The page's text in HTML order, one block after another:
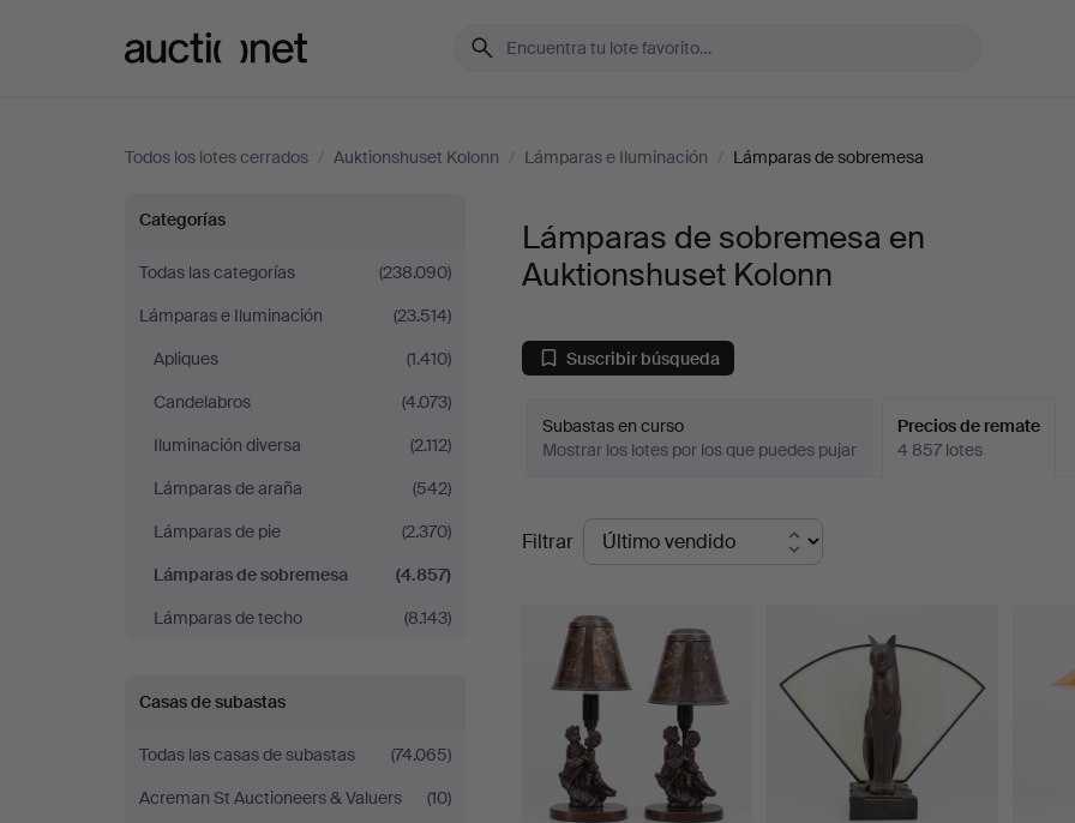
Todos los lotes cerrados / Auktionshuset Kolonn / Lámparas e Iluminación / Lámparas de sobremesa
Lámparas
de
sobremesa
en
Auktionshuset
Kolonn
Categorías
Todas las categorías
(238.090)
Lámparas e Iluminación
(23.514)
Apliques
(1.410)
Candelabros
(4.073)
Iluminación diversa
(2.112)
Lámparas de araña
(542)
Lámparas de pie
(2.370)
Lámparas de sobremesa
(4.857)
Lámparas de techo
(8.143)
Casas de subastas
Todas las casas de subastas
(74.065)
Acreman St Auctioneers & Valuers
(10)
Lámparas de sobremesa en
Auktionshuset Kolonn
Suscribir búsqueda
Subastas en curso
Mostrar los lotes por los que puedes pujar
Precios de remate
4 857 lotes
Precios
de
Filtrar